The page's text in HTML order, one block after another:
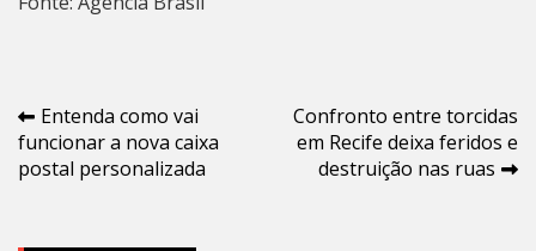
Navegação
de
Entenda como vai
funcionar a nova caixa
postal personalizada
Confronto entre torcidas
em Recife deixa feridos e
destruição nas ruas